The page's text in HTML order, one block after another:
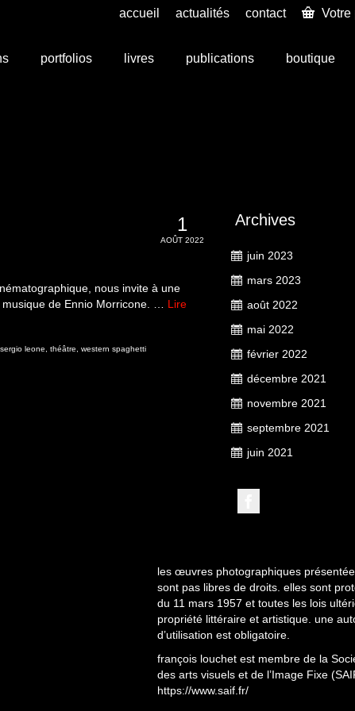
accueil actualités contact Votre
portfolios livres publications boutique
1
AOÛT 2022
nous invite à une
de Ennio Morricone. … Lire
sergio leone théâtre western spaghetti
Archives
juin 2023
mars 2023
août 2022
mai 2022
février 2022
décembre 2021
novembre 2021
septembre 2021
juin 2021
les œuvres photographiques
sont pas libres de droits. elles sont
du 11 mars 1957 et toutes les lois
propriété littéraire et artistique. une
d’utilisation est obligatoire.
françois louchet est membre de la
des arts visuels et de l’Image Fixe
https://www.saif.fr/